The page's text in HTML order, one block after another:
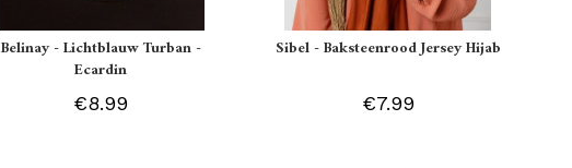
Belinay - Lichtblauw Turban -
Ecardin
€8.99
Sibel - Baksteenrood Jersey Hijab
€7.99